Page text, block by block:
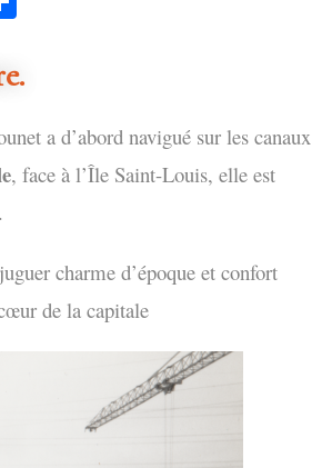
a d’abord navigué sur les canaux
, face à l’Île Saint-Louis, elle est
charme d’époque et confort
de la capitale